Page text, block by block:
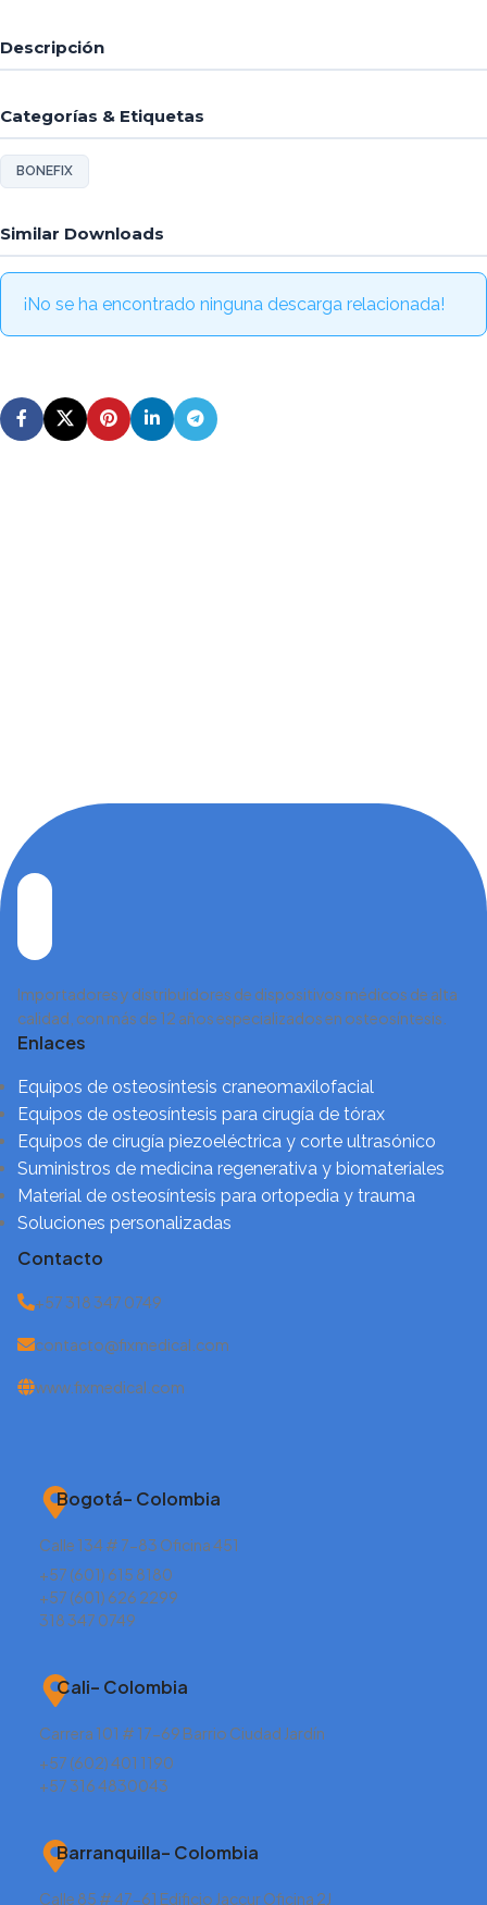
Descripción
Categorías & Etiquetas
BONEFIX
Similar Downloads
¡No se ha encontrado ninguna descarga relacionada!
Importadores y distribuidores de dispositivos médicos de alta
calidad, con más de 12 años especializados en osteosíntesis.
Enlaces
Equipos de osteosíntesis craneomaxilofacial
Equipos de osteosíntesis para cirugía de tórax
Equipos de cirugía piezoeléctrica y corte ultrasónico
Suministros de medicina regenerativa y biomateriales
Material de osteosíntesis para ortopedia y trauma
Soluciones personalizadas
Contacto
+57 318 347 0749
contacto@fixmedical.com
www.fixmedical.com
Bogotá– Colombia
Calle 134 # 7-83 Oficina 451
+57 (601) 615 8180
+57 (601) 626 2299
318 347 0749
Cali– Colombia
Carrera 101 # 17-69 Barrio Ciudad Jardín
+57 (602) 401 1190
+57 316 4830043
Barranquilla– Colombia
Calle 85 # 47-61 Edificio Jaccur Oficina 2J